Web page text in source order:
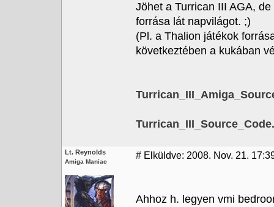
Jöhet a Turrican III AGA,
forrása lát napvilágot. ;)
(Pl. a Thalion játékok
következtében a kukában
Lt. Reynolds
Amiga Maniac
# Elküldve: 2008. Nov. 21.
Ahhoz h. legyen vmi